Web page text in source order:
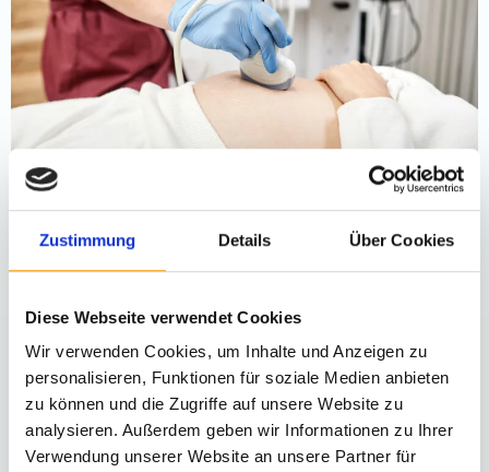
Zustimmung Details Über Cookies
Diese Webseite verwendet Cookies
Wir verwenden Cookies, um Inhalte und Anzeigen zu
personalisieren, Funktionen für soziale Medien anbieten
zu können und die Zugriffe auf unsere Website zu
analysieren. Außerdem geben wir Informationen zu Ihrer
Verwendung unserer Website an unsere Partner für
Wir helfen Ihnen,
schwanger zu werden